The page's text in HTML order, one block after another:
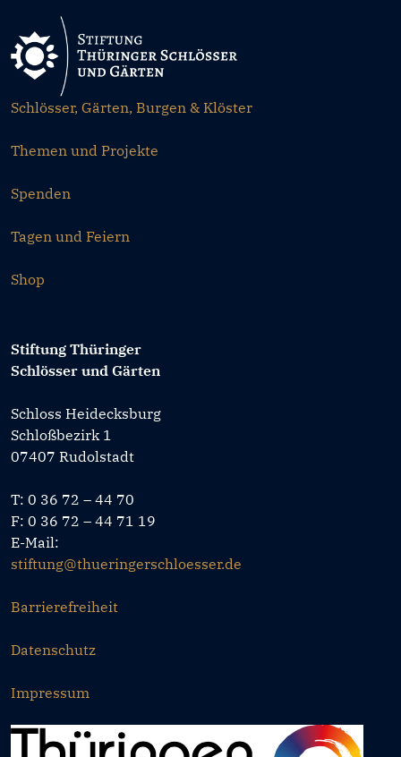
Schlösser, Gärten, Burgen & Klöster
Themen und Projekte
Spenden
Tagen und Feiern
Shop
Stiftung Thüringer
Schlösser und Gärten
Schloss Heidecksburg
Schloßbezirk 1
07407 Rudolstadt
T: 0 36 72 – 44 70
F: 0 36 72 – 44 71 19
E-Mail:
stiftung@thueringerschloesser.de
Barrierefreiheit
Datenschutz
Impressum